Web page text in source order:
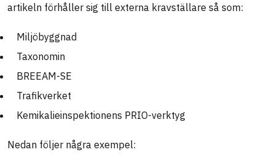
artikeln förhåller sig till externa kravställare så som:
Miljöbyggnad
Taxonomin
BREEAM-SE
Trafikverket
Kemikalieinspektionens PRIO-verktyg
Nedan följer några exempel: